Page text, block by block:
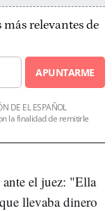
relevantes de
APUNTARME
DE EL ESPAÑOL
la finalidad de remitirle
el juez: "Ella
llevaba dinero